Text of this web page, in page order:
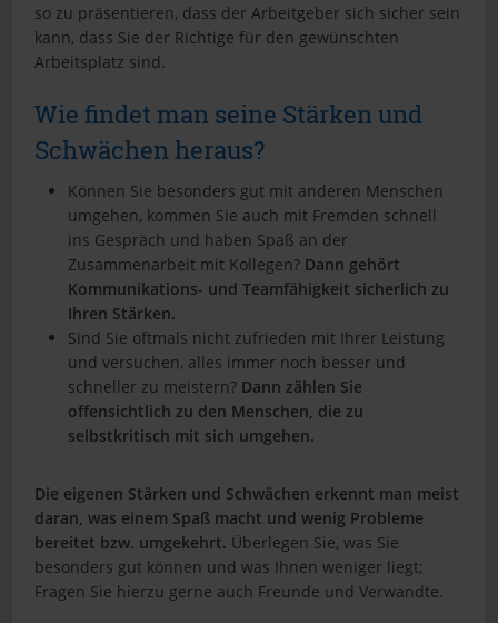
so zu präsentieren, dass der Arbeitgeber sich sicher sein
kann, dass Sie der Richtige für den gewünschten
Arbeitsplatz sind.
Wie findet man seine Stärken und
Schwächen heraus?
Können Sie besonders gut mit anderen Menschen
umgehen, kommen Sie auch mit Fremden schnell
ins Gespräch und haben Spaß an der
Zusammenarbeit mit Kollegen? Dann gehört
Kommunikations- und Teamfähigkeit sicherlich zu
Ihren Stärken.
Sind Sie oftmals nicht zufrieden mit Ihrer Leistung
und versuchen, alles immer noch besser und
schneller zu meistern? Dann zählen Sie
offensichtlich zu den Menschen, die zu
selbstkritisch mit sich umgehen.
Die eigenen Stärken und Schwächen erkennt man meist
daran, was einem Spaß macht und wenig Probleme
bereitet bzw. umgekehrt. Überlegen Sie, was Sie
besonders gut können und was Ihnen weniger liegt;
Fragen Sie hierzu gerne auch Freunde und Verwandte.